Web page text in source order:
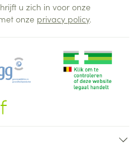
u zich in voor onze
onze privacy policy.